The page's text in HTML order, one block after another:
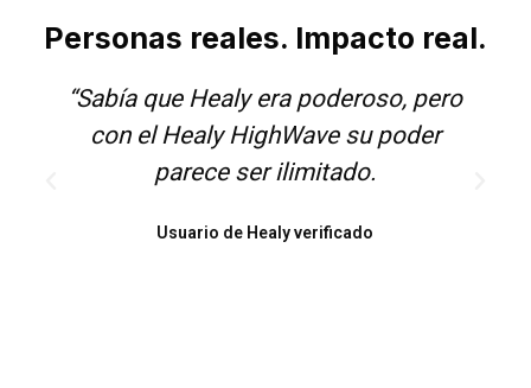
Personas reales. Impacto real.
“Sabía que Healy era poderoso, pero
con el Healy HighWave su poder
parece ser ilimitado.
Usuario de Healy verificado